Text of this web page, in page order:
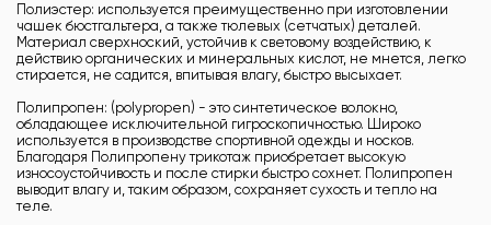
Полиэстер: используется преимущественно при изготовлении
чашек бюстгальтера, а также тюлевых (сетчатых) деталей.
Материал сверхноский, устойчив к световому воздействию, к
действию органических и минеральных кислот, не мнется, легко
стирается, не садится, впитывая влагу, быстро высыхает.
Полипропен: (polypropen) - это синтетическое волокно,
обладающее исключительной гигроскопичностью. Широко
используется в производстве спортивной одежды и носков.
Благодаря Полипропену трикотаж приобретает высокую
износоустойчивость и после стирки быстро сохнет. Полипропен
выводит влагу и, таким образом, сохраняет сухость и тепло на
теле.